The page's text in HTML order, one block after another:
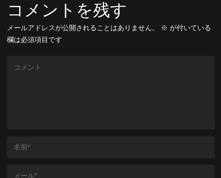
コメントを残す
メールアドレスが公開されることはありません。 ※ が付いている
欄は必須項目です